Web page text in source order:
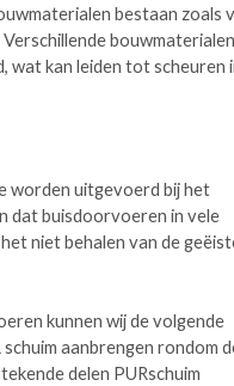
bestaan zoals
bouwmaterialen
wat kan leiden tot scheuren
worden uitgevoerd bij het
dat buisdoorvoeren in vele
niet behalen van de
kunnen wij de volgende
aanbrengen rondom
delen PURschuim